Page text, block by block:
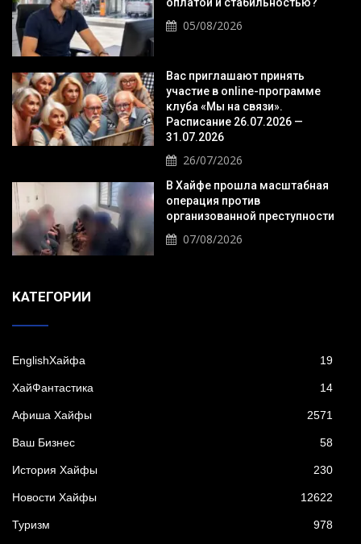
05/08/2026
Вас приглашают принять
участие в online-программе
клуба «Мы на связи».
Расписание 26.07.2026 —
31.07.2026
26/07/2026
В Хайфе прошла масштабная
операция против
организованной преступности
07/08/2026
KАТЕГОРИИ
EnglishХайфа 19
XайФантастика 14
Афиша Хайфы 2571
Ваш Бизнес 58
История Хайфы 230
Новости Хайфы 12622
Туризм 978